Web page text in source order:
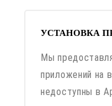
УСТАНОВКА
Мы
приложений на
недоступны в